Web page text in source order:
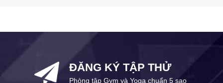
ĐĂNG KÝ TẬP THỬ
Phòng tập Gym và Yoga chuẩn 5 sao